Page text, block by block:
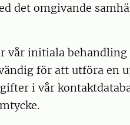
det omgivande
vår initiala
för att utföra en
i vår